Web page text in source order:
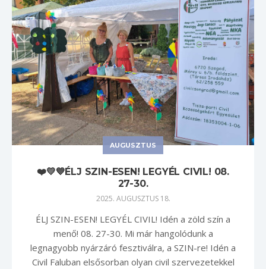
AUGUSZTUS
❤️💛💙ÉLJ SZIN-ESEN! LEGYÉL CIVIL! 08.
27-30.
2025. AUGUSZTUS 18.
ÉLJ SZIN-ESEN! LEGYÉL CIVIL! Idén a zöld szín a
menő! 08. 27-30. Mi már hangolódunk a
legnagyobb nyárzáró fesztiválra, a SZIN-re! Idén a
Civil Faluban elsősorban olyan civil szervezetekkel